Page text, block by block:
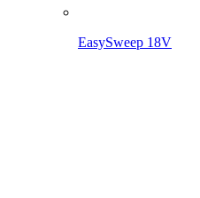
EasySweep 18V